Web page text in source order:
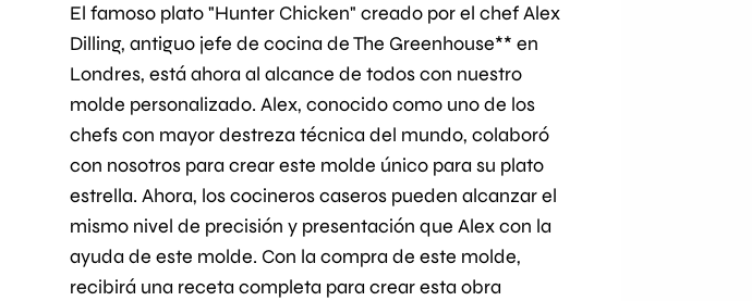
El famoso plato "Hunter Chicken" creado por el chef Alex
Dilling, antiguo jefe de cocina de The Greenhouse** en
Londres, está ahora al alcance de todos con nuestro
molde personalizado. Alex, conocido como uno de los
chefs con mayor destreza técnica del mundo, colaboró
con nosotros para crear este molde único para su plato
estrella. Ahora, los cocineros caseros pueden alcanzar el
mismo nivel de precisión y presentación que Alex con la
ayuda de este molde. Con la compra de este molde,
recibirá una receta completa para crear esta obra